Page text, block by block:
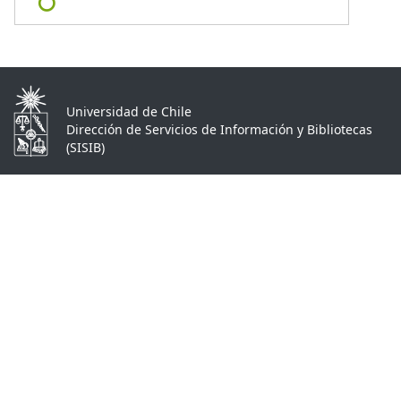
Universidad de Chile
Dirección de Servicios de Información y Bibliotecas
(SISIB)